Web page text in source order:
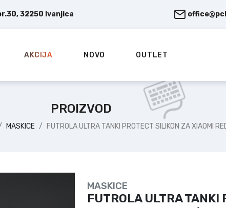
32250 Ivanjica
AKCIJA NOVO OUTLET
PROIZVOD
MASKICE FUTROLA ULTRA TANKI PROTECT SILIKON ZA XIAOMI
MASKICE
FUTROLA ULTRA TANKI